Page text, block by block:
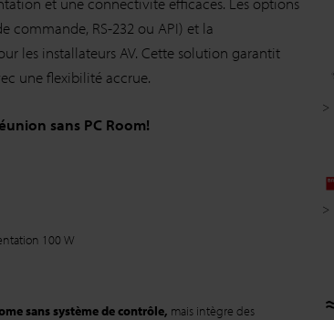
commande, RS-232 ou API) et la
les installateurs AV. Cette solution garantit
une flexibilité accrue.
sans PC Room!
100 W
sans système de contrôle, mais intègre des
>
>